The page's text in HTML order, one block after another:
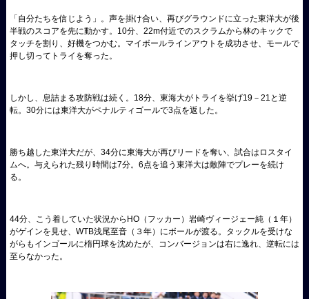
「自分たちを信じよう」。声を掛け合い、再びグラウンドに立った東洋大が後
半戦のスコアを先に動かす。10分、22m付近でのスクラムから林のキックで
タッチを割り、好機をつかむ。マイボールラインアウトを成功させ、モールで
押し切ってトライを奪った。
しかし、息詰まる攻防戦は続く。18分、東海大がトライを挙げ19－21と逆
転。30分には東洋大がペナルティゴールで3点を返した。
勝ち越した東洋大だが、34分に東海大が再びリードを奪い、試合はロスタイ
ムへ。与えられた残り時間は7分。6点を追う東洋大は敵陣でプレーを続け
る。
44分、こう着していた状況からHO（フッカー）岩崎ヴィージェー純（１年）
がゲインを見せ、WTB浅尾至音（３年）にボールが渡る。タックルを受けな
がらもインゴールに楕円球を沈めたが、コンバージョンは右に逸れ、逆転には
至らなかった。